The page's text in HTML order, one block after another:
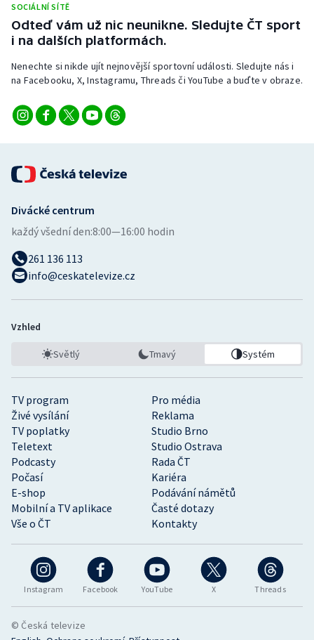
Stolní tenis
Veslování
Vodní slalom
SOCIÁLNÍ SÍTĚ
Odteď vám už nic neunikne. Sledujte ČT sport
i na dalších platformách.
Nenechte si nikde ujít nejnovější sportovní události. Sledujte nás i
na Facebooku, X, Instagramu, Threads či YouTube a buďte v obraze.
Instagram Facebook YouTube X Threads
TV program
Pro média
Živé vysílání
Reklama
TV poplatky
Studio Brno
Teletext
Studio Ostrava
Podcasty
Rada ČT
Počasí
Kariéra
E-shop
Podávání námětů
Mobilní a TV aplikace
Časté dotazy
Vše o ČT
Kontakty
Divácké centrum
každý všední den:8:00—16:00 hodin
261 136 113
info@ceskatelevize.cz
Vzhled
Světlý Tmavý Systém
© Česká televize